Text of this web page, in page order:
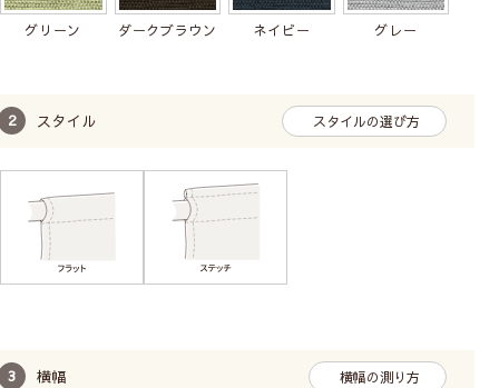
グリーン ダークブラウン ネイビー グレー
スタイル スタイルの選び方
横幅 横幅の測り方